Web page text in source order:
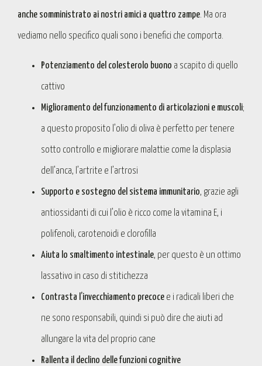
anche somministrato ai nostri amici a quattro zampe. Ma ora
vediamo nello specifico quali sono i benefici che comporta.
Potenziamento del colesterolo buono a scapito di quello
cattivo
Miglioramento del funzionamento di articolazioni e muscoli;
a questo proposito l’olio di oliva è perfetto per tenere
sotto controllo e migliorare malattie come la displasia
dell’anca, l’artrite e l’artrosi
Supporto e sostegno del sistema immunitario, grazie agli
antiossidanti di cui l’olio è ricco come la vitamina E, i
polifenoli, carotenoidi e clorofilla
Aiuta lo smaltimento intestinale, per questo è un ottimo
lassativo in caso di stitichezza
Contrasta l’invecchiamento precoce e i radicali liberi che
ne sono responsabili, quindi si può dire che aiuti ad
allungare la vita del proprio cane
Rallenta il declino delle funzioni cognitive